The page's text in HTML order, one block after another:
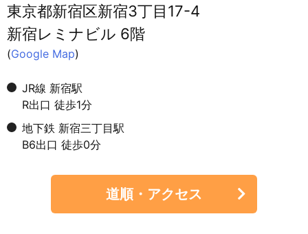
東京都新宿区新宿3丁目17-4
新宿レミナビル 6階
(Google Map)
JR線 新宿駅
R出口 徒歩1分
地下鉄 新宿三丁目駅
B6出口 徒歩0分
道順・アクセス